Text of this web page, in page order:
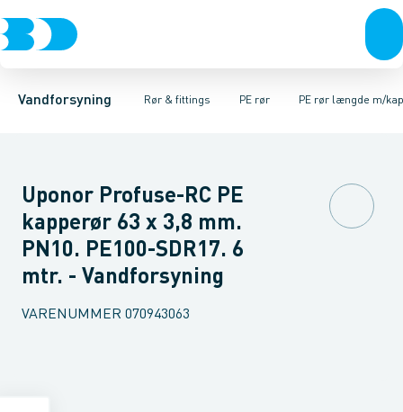
Vandforsyning Rør & fittings
Rør & fittingsKoblinger & anboringerMuffer, klemmer &
PE rør
PE rørPE EL fittingsPE fittings Duktiljern fittingsPE rør længde m/
PE rør rullevarer PE rør længde m/kappe PE rør længde u/
Uponor Profuse-RC PE
kapperør 63 x 3,8 mm.
PN10. PE100-SDR17. 6
mtr. - Vandforsyning
VARENUMMER 070943063